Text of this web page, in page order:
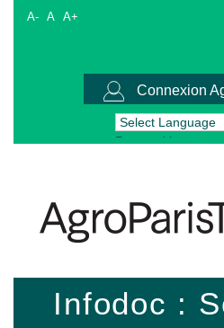
A- A A+
Connexion
Powered by
Infodoc :